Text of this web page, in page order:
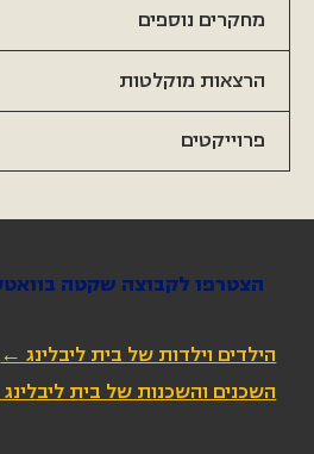
הרצאות מוקלטות
מחקרים נוספים
הצטרפו לקבוצה שקטה
הילדים וילדות של בית ליבלינג ←
השכנים והשכנות של בית